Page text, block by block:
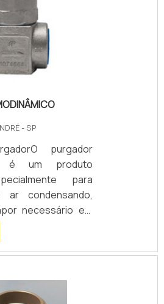
importante
a extensão da
que ficará em
com os demais
vedadas.
- SP
purgador
é um produto
para
condensando,
necessário em
diferentes tipos,
verticais ou
que atenda aos